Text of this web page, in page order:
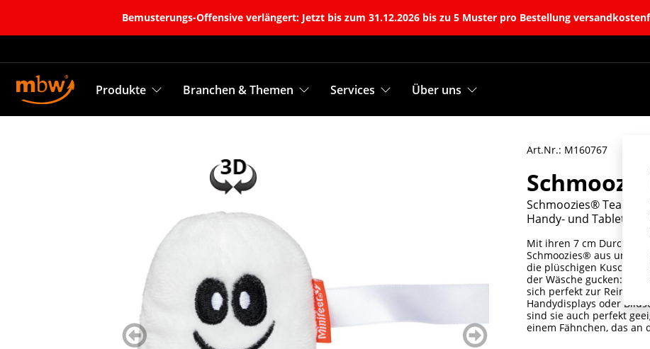
Bemusterungs-Offensive verlängert: Jetzt bis zum 31.12.2026 bis zu 5 Muster pro Bestellung
Produkte Branchen & Themen Services Über uns
zurück
blättern
weiter
blättern
Art.Nr.: M160767
Schmoozies®
Handy- und
Mit ihren 7 cm
Schmoozies® aus
die plüschigen
der Wäsche gucken: Mit
sich perfekt zur
Handydisplays oder
sind sie auch perfekt
einem Fähnchen, das